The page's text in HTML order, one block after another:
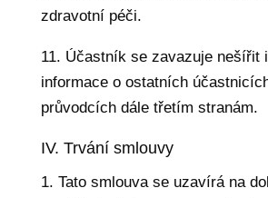
zdravotní péči.
11. Účastník se zavazuje nešířit
informace o ostatních
průvodcích dále třetím stranám.
IV. Trvání smlouvy
1. Tato smlouva se uzavírá na